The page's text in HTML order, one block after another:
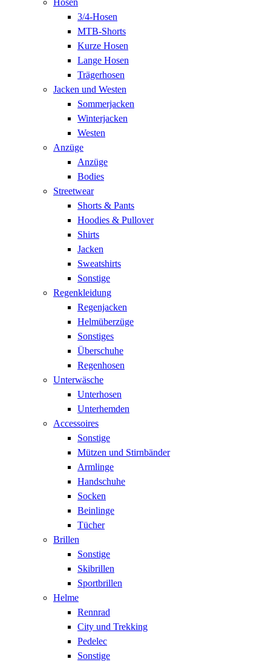
3/4-Hosen
MTB-Shorts
Kurze Hosen
Lange Hosen
Trägerhosen
Jacken und Westen
Sommerjacken
Winterjacken
Westen
Anzüge
Anzüge
Bodies
Streetwear
Shorts & Pants
Hoodies & Pullover
Shirts
Jacken
Sweatshirts
Sonstige
Regenkleidung
Regenjacken
Helmüberzüge
Sonstiges
Überschuhe
Regenhosen
Unterwäsche
Unterhosen
Unterhemden
Accessoires
Sonstige
Mützen und Stirnbänder
Armlinge
Handschuhe
Socken
Beinlinge
Tücher
Brillen
Sonstige
Skibrillen
Sportbrillen
Helme
Rennrad
City und Trekking
Pedelec
Sonstige